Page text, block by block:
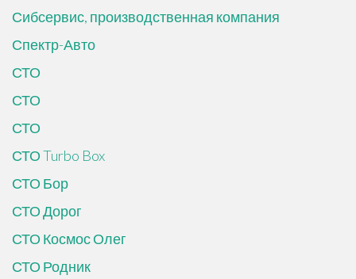
Сибсервис, производственная компания
Спектр-Авто
СТО
СТО
СТО
СТО Turbo Box
СТО Бор
СТО Дорог
СТО Космос Олег
СТО Родник